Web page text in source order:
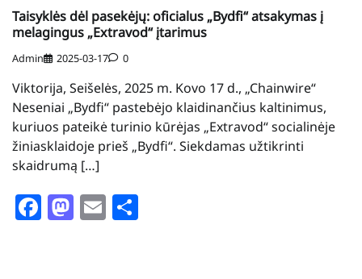
Taisyklės dėl pasekėjų: oficialus „Bydfi“ atsakymas į
melagingus „Extravod“ įtarimus
Admin 2025-03-17 0
Viktorija, Seišelės, 2025 m. Kovo 17 d., „Chainwire“
Neseniai „Bydfi“ pastebėjo klaidinančius kaltinimus,
kuriuos pateikė turinio kūrėjas „Extravod“ socialinėje
žiniasklaidoje prieš „Bydfi“. Siekdamas užtikrinti
skaidrumą […]
Facebook
Mastodon
Email